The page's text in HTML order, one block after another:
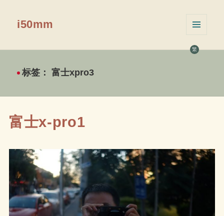
繁
i50mm
挂件
标签：富士xpro3
富士x-pro1